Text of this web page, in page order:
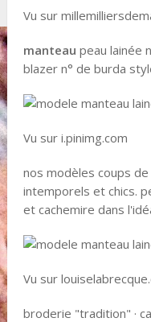
Vu sur
manteau peau lainée
blazer n° de burda
Vu sur i.pinimg.com
nos modèles coups
intemporels et chics.
et cachemire dans
Vu sur
broderie "tradition" ·